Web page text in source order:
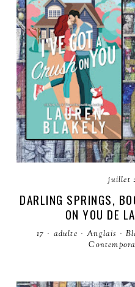
juillet
DARLING SPRINGS,
ON YOU DE
17 · adulte · Anglais ·